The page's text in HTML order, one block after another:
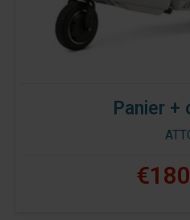
Panier +